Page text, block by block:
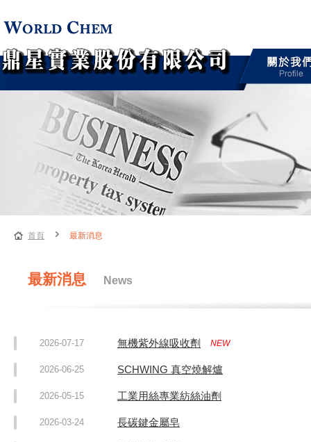
首頁 最新消息
最新消息 News
2026-07-17 無機紫外線吸收劑 NEW
2026-06-25 SCHWING 真空燒解爐
2026-05-15 工業用絲專業紡絲油劑
2026-03-24 長碳鍵金屬皂